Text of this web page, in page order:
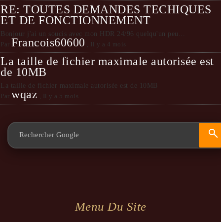
RE: TOUTES DEMANDES TECHIQUES
ET DE FONCTIONNEMENT
Bonjour j'ai un soucis avec mon HDR 24/96 quelqu'un peu...
Par Francois60600 Il y a 4 mois
La taille de fichier maximale autorisée est
de 10MB
La taille de fichier maximale autorisée est de 10MB
Par wqaz Il y a 5 mois
Menu Du Site